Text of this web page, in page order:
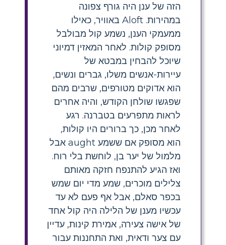
הזה של ענן היה גורף צפונה
במהירות. Aloft באוויר, כאילו
ממעמקי הענן, נשמע קול מבולבל
מסופק קולות. לאחר המאזין דמיוני
שיוכל להבחין במבטא של
עיירות-אנשים משלו, גברים ונשים,
הוא אדוקים מטורפים, שרבים מהם
שפגשו שולחן הקודש, והיה אחרים
לראות מתפרעים בטברנה. רגע
לאחר מכן, כך ברורים היו קולות,
הוא מסופק אם ששמע aught אבל
מלמול של יער בן, לוחשת בלי רוח.
ואז הגיע להתנפח חזקה מאותם
צלילים מוכרים, שמע מדי יום שמש
בכפר סאלם, אבל אף פעם לא עד
עכשיו מענן של הלילה היה קול אחד
של אישה צעירה, אמירת קינות, עדיין
עם צער ודאית, ואת התחננות עבור